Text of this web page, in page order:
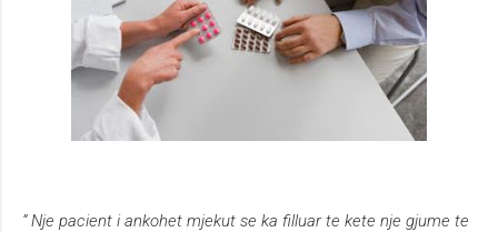
“ Nje pacient i ankohet mjekut se ka filluar te kete nje gjume te